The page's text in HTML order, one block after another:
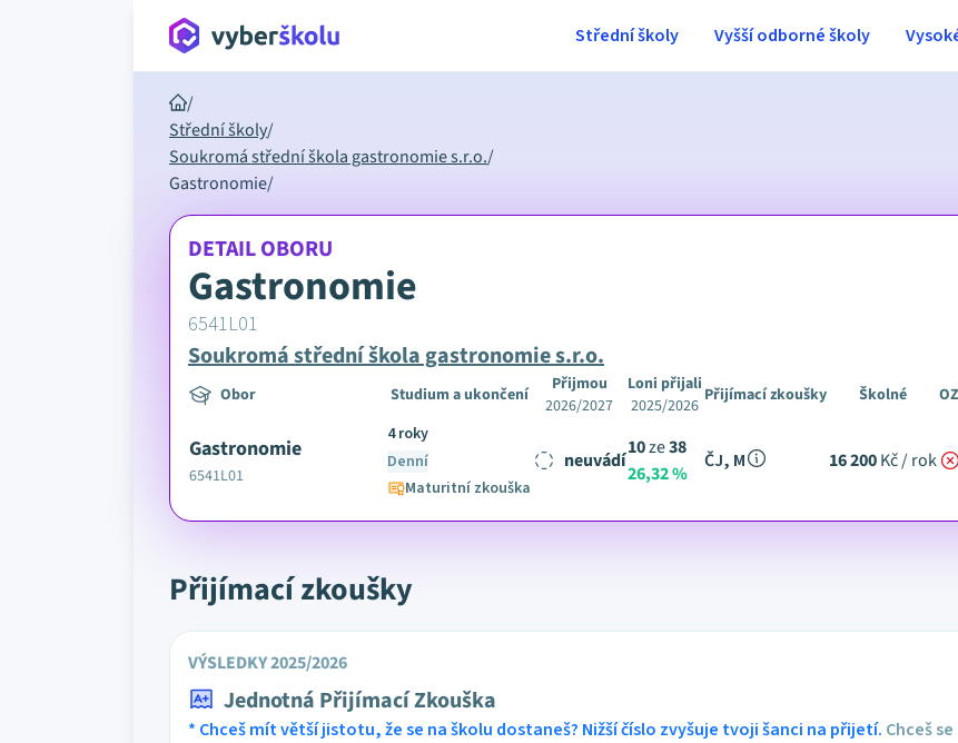
Střední školy Vyšší odborné školy
/
Střední školy/
Soukromá střední škola gastronomie s.r.o./
Gastronomie/
DETAIL OBORU
Gastronomie
6541L01
Soukromá střední škola gastronomie s.r.o.
Obor Studium a ukončení
Přijmou
2026/2027
Loni přijali
2025/2026 Přijímací zkoušky Školné
Gastronomie
6541L01
4 roky
Denní
Maturitní zkouška
neuvádí
10ze38
26,32 %
ČJ, M 16 200Kč / rok
Přijímací zkoušky
VÝSLEDKY 2025/2026
Jednotná Přijímací Zkouška
* Chceš mít větší jistotu, že se na školu dostaneš? Nižší číslo zvyšuje tvoji šanci na přijetí. Chceš